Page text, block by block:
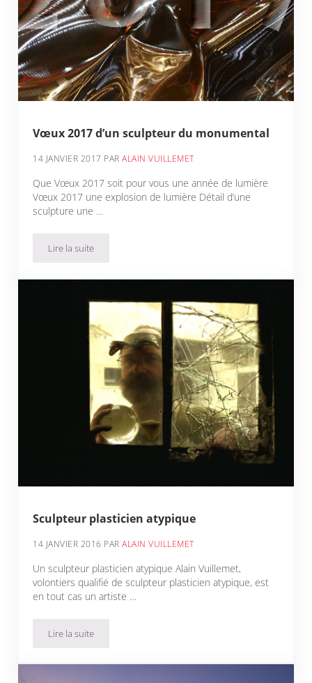
Vœux 2017 d’un sculpteur du monumental
14 JANVIER 2017 PARALAIN VUILLEMET
Que Vœux 2017 soit pour vous une année de lumière
Vœux 2017 une explosion de lumière Détail d’une
sculpture une …
Lire la suiteVœux 2017 d’un sculpteur du monumental
Sculpteur plasticien atypique
14 JANVIER 2016 PARALAIN VUILLEMET
Un sculpteur plasticien atypique Alain Vuillemet,
volontiers qualifié de sculpteur plasticien atypique, est
en tout cas un artiste …
Lire la suiteSculpteur plasticien atypique